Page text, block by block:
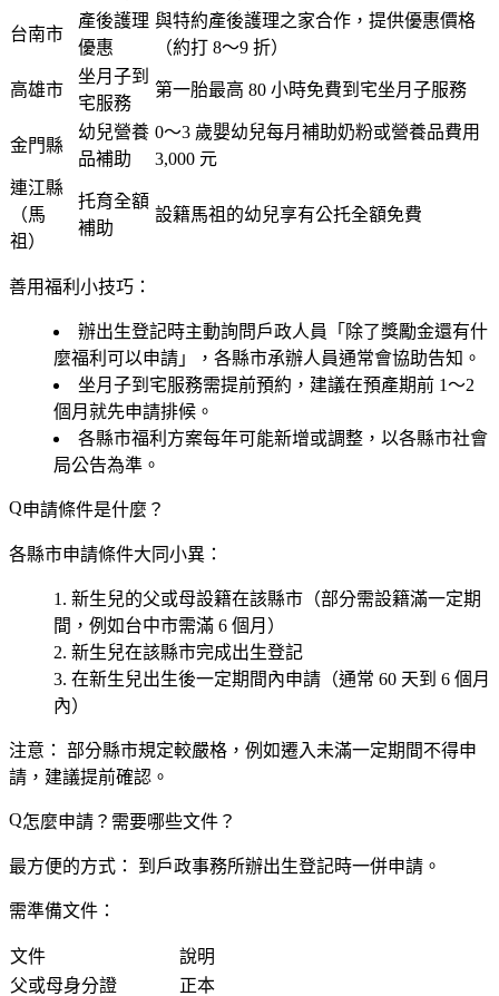
台南市
產後護理
優惠
與特約產後護理之家合作，提供優惠價格
（約打 8～9 折）
高雄市
坐月子到
宅服務
第一胎最高 80 小時免費到宅坐月子服務
金門縣
幼兒營養
品補助
0～3 歲嬰幼兒每月補助奶粉或營養品費用
3,000 元
連江縣
（馬
祖）
托育全額
補助
設籍馬祖的幼兒享有公托全額免費
善用福利小技巧：
辦出生登記時主動詢問戶政人員「除了獎勵金還有什
麼福利可以申請」，各縣市承辦人員通常會協助告知。
坐月子到宅服務需提前預約，建議在預產期前 1～2
個月就先申請排候。
各縣市福利方案每年可能新增或調整，以各縣市社會
局公告為準。
申請條件是什麼？
各縣市申請條件大同小異：
新生兒的父或母設籍在該縣市（部分需設籍滿一定期
間，例如台中市需滿 6 個月）
新生兒在該縣市完成出生登記
在新生兒出生後一定期間內申請（通常 60 天到 6 個月
內）
注意： 部分縣市規定較嚴格，例如遷入未滿一定期間不得申
請，建議提前確認。
怎麼申請？需要哪些文件？
最方便的方式： 到戶政事務所辦出生登記時一併申請。
需準備文件：
文件
說明
父或母身分證
正本